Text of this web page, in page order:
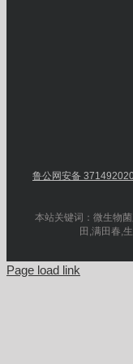
鲁公网安备
本站关键词：微生物
田,满田春,
Page load link